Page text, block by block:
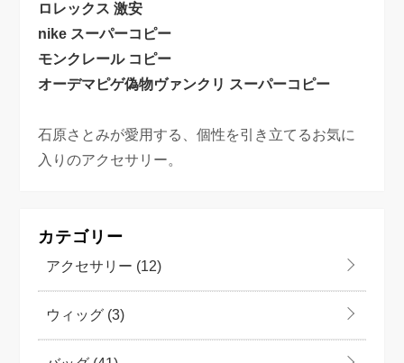
ロレックス 激安
nike スーパーコピー
モンクレール コピー
オーデマピゲ偽物ヴァンクリ スーパーコピー
石原さとみが愛用する、個性を引き立てるお気に
入りのアクセサリー。
カテゴリー
アクセサリー (12)
ウィッグ (3)